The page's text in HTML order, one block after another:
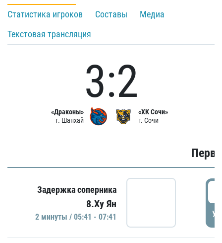
Статистика игроков
Составы
Медиа
Текстовая трансляция
«Драконы»
г. Шанхай
3:2
«ХК Сочи»
г. Сочи
Задержка соперника
8.Ху Ян
2 минуты / 05:41 - 07:41